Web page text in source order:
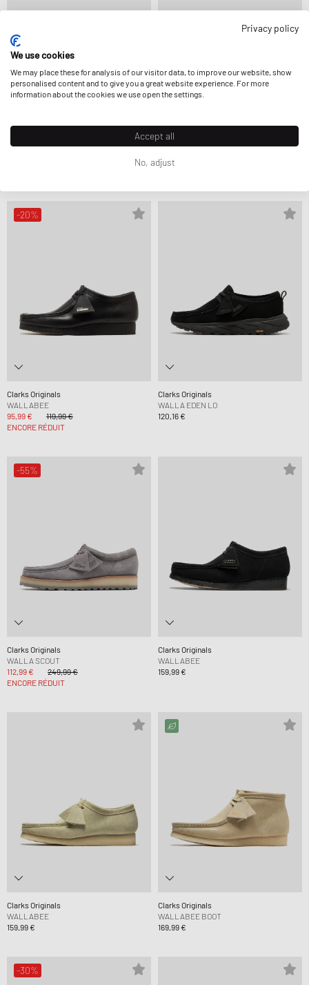
Clarks Originals
Clarks Originals
WALLABEEGTX
229,99 €
-20%
Clarks Originals
WALLABEE
95,99 €
119,99 €
ENCORE RÉDUIT
Clarks Originals
WALLA EDEN LO
120,16 €
-55%
Clarks Originals
WALLA SCOUT
112,99 €
249,99 €
ENCORE RÉDUIT
Clarks Originals
WALLABEE
159,99 €
Clarks Originals
WALLABEE
159,99 €
Clarks Originals
WALLABEE BOOT
169,99 €
-30%
Privacy policy
We use cookies
We may place these for analysis of our visitor data, to improve our website, show
personalised content and to give you a great website experience. For more
information about the cookies we use open the settings.
Accept all
No, adjust